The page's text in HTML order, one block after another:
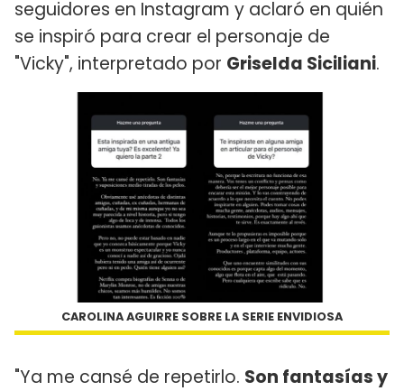
seguidores en Instagram y aclaró en quién
se inspiró para crear el personaje de
"Vicky", interpretado por Griselda Siciliani.
CAROLINA AGUIRRE SOBRE LA SERIE ENVIDIOSA
"Ya me cansé de repetirlo. Son fantasías y